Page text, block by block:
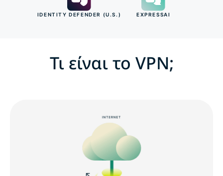
IDENTITY DEFENDER (U.S.) EXPRESSAI
Τι είναι το VPN;